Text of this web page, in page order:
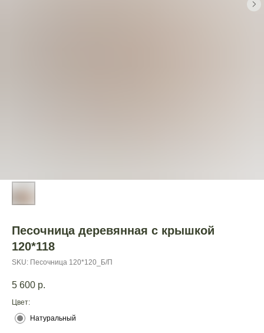
Песочница деревянная с крышкой
120*118
SKU: Песочница 120*120_Б/П
5 600 р.
Цвет:
Натуральный